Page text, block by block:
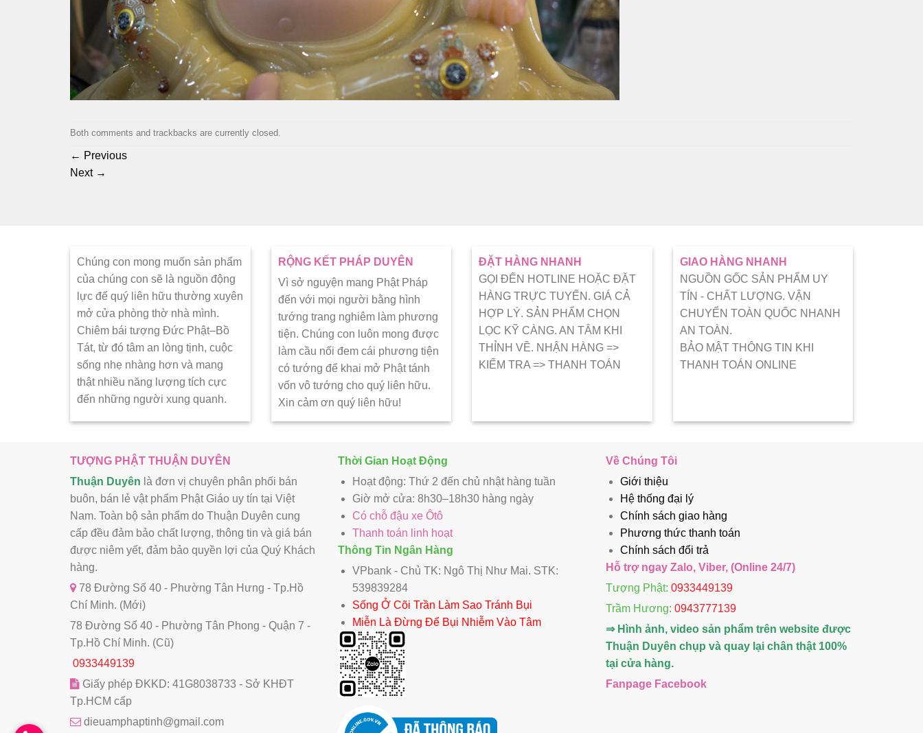
Both comments and trackbacks are currently closed.
← Previous
Next →
Chúng con mong muốn sản phẩm
của chúng con sẽ là nguồn động
lực để quý liên hữu thường xuyên
mở cửa phòng thờ nhà mình.
Chiêm bái tượng Đức Phật–Bồ
Tát, từ đó tâm an lòng tịnh, cuộc
sống nhẹ nhàng hơn và mang
thật nhiều năng lượng tích cực
đến những người xung quanh.
RỘNG KẾT PHÁP DUYÊN
Vì sở nguyện mang Phật Pháp
đến với mọi người bằng hình
tướng trang nghiêm làm phương
tiện. Chúng con luôn mong được
làm cầu nối đem cái phương tiện
có tướng để khai mở Phật tánh
vốn vô tướng cho quý liên hữu.
Xin cảm ơn quý liên hữu!
ĐẶT HÀNG NHANH
GỌI ĐẾN HOTLINE HOẶC ĐẶT
HÀNG TRỰC TUYẾN. GIÁ CẢ
HỢP LÝ. SẢN PHẨM CHỌN
LỌC KỸ CÀNG. AN TÂM KHI
THỈNH VỀ. NHẬN HÀNG =>
KIẾM TRA => THANH TOÁN
GIAO HÀNG NHANH
NGUỒN GỐC SẢN PHẨM UY
TÍN - CHẤT LƯỢNG. VẬN
CHUYỂN TOÀN QUỐC NHANH
AN TOÀN.
BẢO MẬT THÔNG TIN KHI
THANH TOÁN ONLINE
TƯỢNG PHẬT THUẬN DUYÊN
Thuận Duyên là đơn vị chuyên phân phối bán
buôn, bán lẻ vật phẩm Phật Giáo uy tín tại Việt
Nam. Toàn bộ sản phẩm do Thuận Duyên cung
cấp đều đảm bảo chất lượng, thông tin và giá bán
được niêm yết, đảm bảo quyền lợi của Quý Khách
hàng.
78 Đường Số 40 - Phường Tân Hưng - Tp.Hồ
Chí Minh. (Mới)
78 Đường Số 40 - Phường Tân Phong - Quận 7 -
Tp.Hồ Chí Minh. (Cũ)
0933449139
Giấy phép ĐKKD: 41G8038733 - Sở KHĐT
Tp.HCM cấp
dieuamphaptinh@gmail.com
Thời Gian Hoạt Động
Hoạt động: Thứ 2 đến chủ nhật hàng tuần
Giờ mở cửa: 8h30–18h30 hàng ngày
Có chỗ đậu xe Ôtô
Thanh toán linh hoạt
Thông Tin Ngân Hàng
VPbank - Chủ TK: Ngô Thị Như Mai. STK:
539839284
Sống Ở Cõi Trần Làm Sao Tránh Bụi
Miễn Là Đừng Để Bụi Nhiễm Vào Tâm
Về Chúng Tôi
Giới thiệu
Hệ thống đại lý
Chính sách giao hàng
Phương thức thanh toán
Chính sách đổi trả
Hỗ trợ ngay Zalo, Viber, (Online 24/7)
Tượng Phật: 0933449139
Trầm Hương: 0943777139
⇒ Hình ảnh, video sản phẩm trên website được
Thuận Duyên chụp và quay lại chân thật 100%
tại cửa hàng.
Fanpage Facebook